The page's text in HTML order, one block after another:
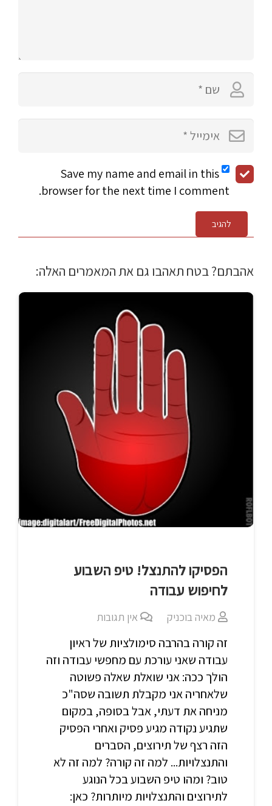
Save my name and email in this
browser for the next time I comment.
להגיב
אהבתם? בטח תאהבו גם את המאמרים האלה:
הפסיקו להתנצל! טיפ השבוע
לחיפוש עבודה
מאיה בוכניק אין תגובות
זה קורה בהרבה סימולציות של ראיון
עבודה שאני עורכת עם מחפשי עבודה וזה
הולך ככה: אני שואלת שאלה פשוטה
שלאחריה אני מקבלת תשובה שסה"כ
מניחה את דעתי, אבל בסופה, במקום
שתגיע נקודה מגיע פסיק ואחרי הפסיק
הזה רצף של תירוצים, הסברים
והתנצלויות... למה זה קורה? למה זה לא
טוב? ומהו טיפ השבוע בכל הנוגע
לתירוצים והתנצלויות מיותרות? כאן: